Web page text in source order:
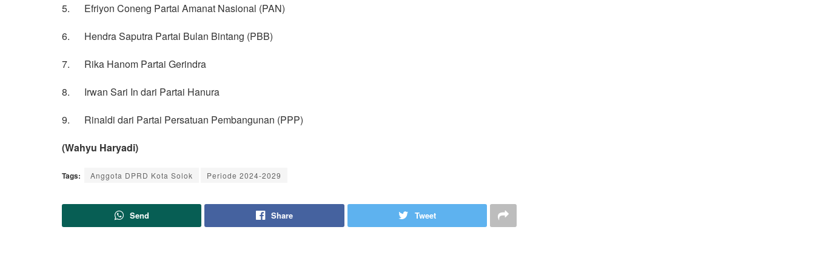
5. Efriyon Coneng Partai Amanat Nasional (PAN)
6. Hendra Saputra Partai Bulan Bintang (PBB)
7. Rika Hanom Partai Gerindra
8. Irwan Sari In dari Partai Hanura
9. Rinaldi dari Partai Persatuan Pembangunan (PPP)
(Wahyu Haryadi)
Tags: Anggota DPRD Kota Solok Periode 2024-2029
Send Share Tweet